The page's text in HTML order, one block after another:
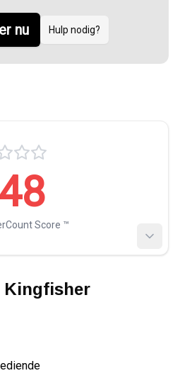
nu Hulp nodig?
Score ™️
Kingfisher